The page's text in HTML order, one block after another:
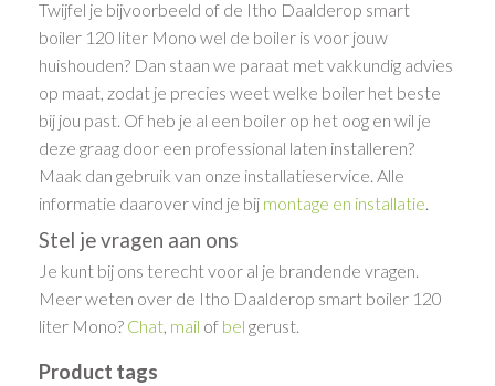
Twijfel je bijvoorbeeld of de Itho Daalderop smart
boiler 120 liter Mono wel de boiler is voor jouw
huishouden? Dan staan we paraat met vakkundig advies
op maat, zodat je precies weet welke boiler het beste
bij jou past. Of heb je al een boiler op het oog en wil je
deze graag door een professional laten installeren?
Maak dan gebruik van onze installatieservice. Alle
informatie daarover vind je bij montage en installatie.
Stel je vragen aan ons
Je kunt bij ons terecht voor al je brandende vragen.
Meer weten over de Itho Daalderop smart boiler 120
liter Mono? Chat, mail of bel gerust.
Product tags